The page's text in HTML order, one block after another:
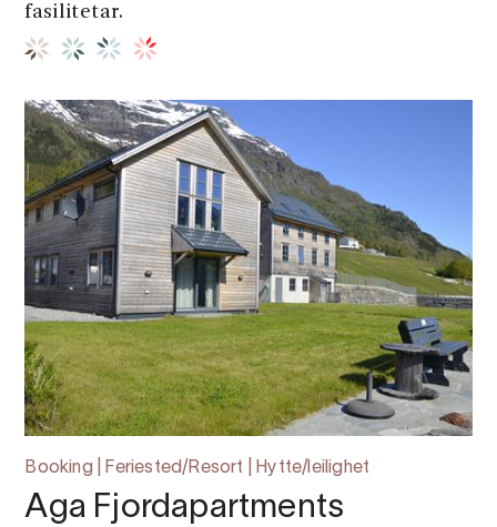
fasilitetar.
Booking | Feriested/Resort | Hytte/leilighet
Aga Fjordapartments